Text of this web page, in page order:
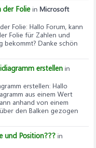
der Folie in Microsoft
Folie: Hallo Forum, kann
Folie für Zahlen und
bekommt? Danke schön
erstellen in
erstellen: Hallo
aus einem Wert
anhand von einem
den Balken gezogen
und Position??? in